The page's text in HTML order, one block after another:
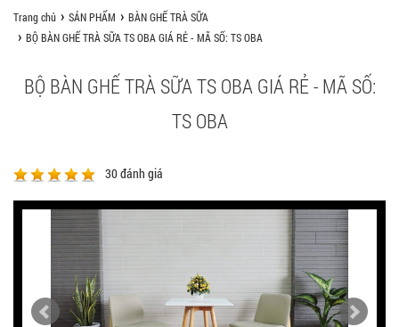
Trang chủ SẢN PHẨM
BÀN GHẾ TRÀ SỮA
BỘ BÀN GHẾ TRÀ SỮA TS OBA GIÁ RẺ - MÃ SỐ: TS OBA
BỘ BÀN GHẾ TRÀ SỮA TS OBA GIÁ RẺ - MÃ SỐ:
TS OBA
30đánh giá